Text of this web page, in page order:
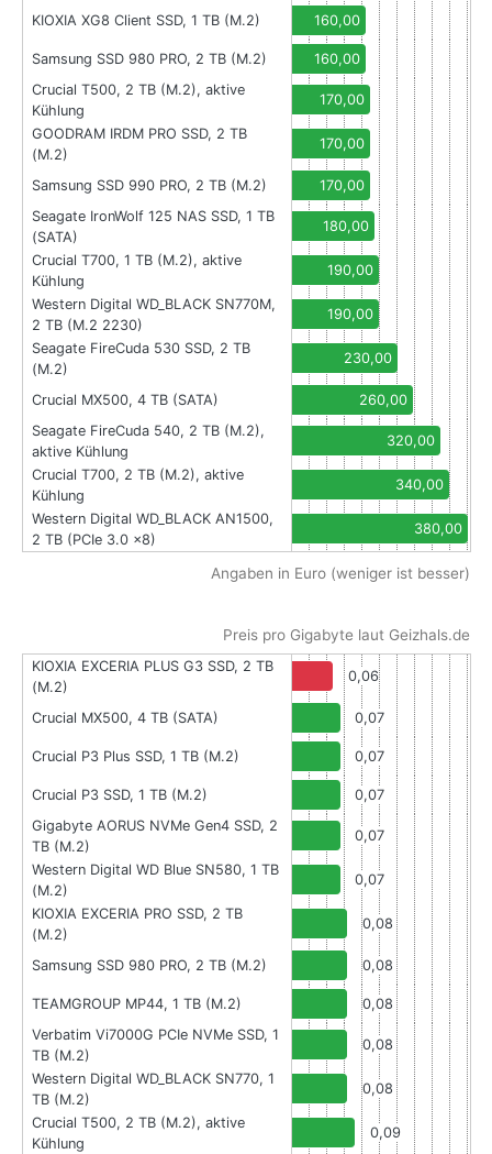
KIOXIA XG8 Client SSD, 1 TB (M.2) 160,00
Samsung SSD 980 PRO, 2 TB (M.2)
160,00
Crucial T500, 2 TB (M.2), aktive
Kühlung
170,00
GOODRAM IRDM PRO SSD, 2 TB
(M.2)
170,00
Samsung SSD 990 PRO, 2 TB (M.2)
170,00
Seagate IronWolf 125 NAS SSD, 1 TB
(SATA)
180,00
Crucial T700, 1 TB (M.2), aktive
Kühlung
190,00
Western Digital WD_BLACK SN770M,
2 TB (M.2 2230)
190,00
Seagate FireCuda 530 SSD, 2 TB
(M.2)
230,00
Crucial MX500, 4 TB (SATA)
260,00
Seagate FireCuda 540, 2 TB (M.2),
aktive Kühlung
320,00
Crucial T700, 2 TB (M.2), aktive
Kühlung
340,00
Western Digital WD_BLACK AN1500,
2 TB (PCIe 3.0 x8)
380,00
Angaben in Euro (weniger ist besser)
Preis pro Gigabyte laut Geizhals.de
KIOXIA EXCERIA PLUS G3 SSD, 2 TB
(M.2)
0,06
Crucial MX500, 4 TB (SATA) 0,07
Crucial P3 Plus SSD, 1 TB (M.2) 0,07
Crucial P3 SSD, 1 TB (M.2)
0,07
Gigabyte AORUS NVMe Gen4 SSD, 2
TB (M.2)
0,07
Western Digital WD Blue SN580, 1 TB
(M.2)
0,07
KIOXIA EXCERIA PRO SSD, 2 TB
(M.2)
0,08
Samsung SSD 980 PRO, 2 TB (M.2) 0,08
TEAMGROUP MP44, 1 TB (M.2)
0,08
Verbatim Vi7000G PCIe NVMe SSD, 1
TB (M.2)
0,08
Western Digital WD_BLACK SN770, 1
TB (M.2)
0,08
Crucial T500, 2 TB (M.2), aktive
Kühlung
0,09